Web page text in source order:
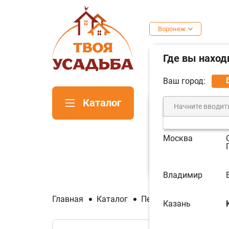
Каталог
Воронеж
Где вы
Ваш город:
Москва
Владимир
Казань
Главная Каталог Печи для бани